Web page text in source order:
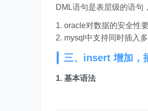
DML语句是表层级的语句
oracle对数据的安全性
mysql中支持同时插入
三、insert 增加，
1. 基本语法